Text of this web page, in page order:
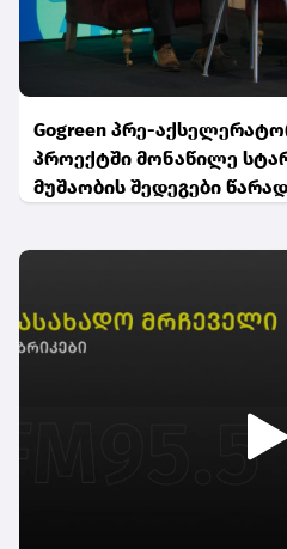
Gogreen პრე-
პროექტში მონაწილე
მუშაობის შედეგები